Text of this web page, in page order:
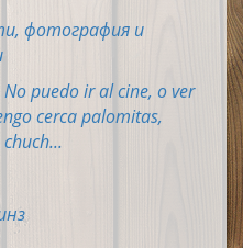
фотография и
puedo ir al cine, o ver
cerca palomitas,